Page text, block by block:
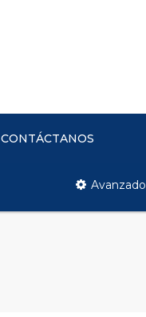
CONTÁCTANOS
Avanzado